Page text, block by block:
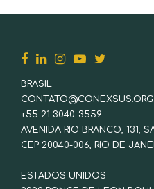
BRASIL
CONTATO@CONEXSUS.ORG
+55 21 3040-3559
AVENIDA RIO BRANCO, 131,
CEP 20040-006, RIO DE
ESTADOS UNIDOS